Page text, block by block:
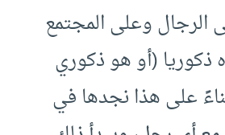
الرجال وعلى المجتمع
ذكوريا (أو هو ذكوري
على هذا نجدها في